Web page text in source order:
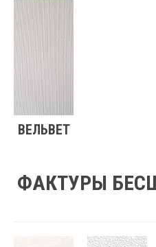
ВЕЛЬВЕТ
ФАКТУРЫ